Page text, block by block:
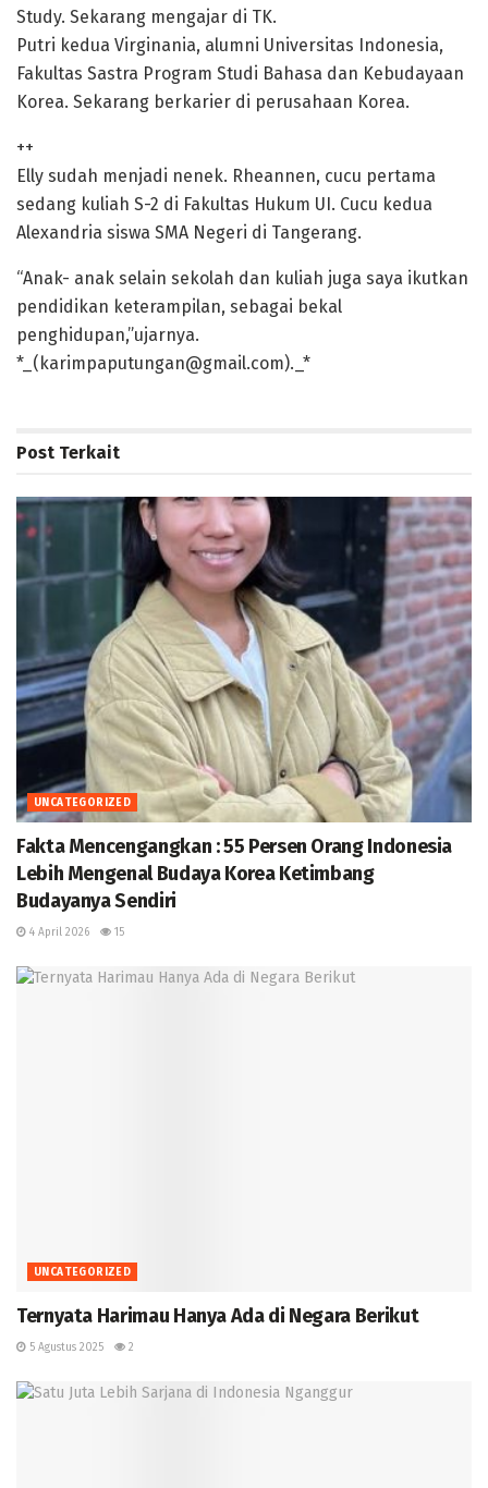
Study. Sekarang mengajar di TK.
Putri kedua Virginania, alumni Universitas Indonesia,
Fakultas Sastra Program Studi Bahasa dan Kebudayaan
Korea. Sekarang berkarier di perusahaan Korea.
++
Elly sudah menjadi nenek. Rheannen, cucu pertama
sedang kuliah S-2 di Fakultas Hukum UI. Cucu kedua
Alexandria siswa SMA Negeri di Tangerang.
“Anak- anak selain sekolah dan kuliah juga saya ikutkan
pendidikan keterampilan, sebagai bekal
penghidupan,”ujarnya.
*_(karimpaputungan@gmail.com)._*
Post Terkait
UNCATEGORIZED
Fakta Mencengangkan : 55 Persen Orang Indonesia
Lebih Mengenal Budaya Korea Ketimbang
Budayanya Sendiri
4 April 2026 15
UNCATEGORIZED
Ternyata Harimau Hanya Ada di Negara Berikut ‎
5 Agustus 2025 2